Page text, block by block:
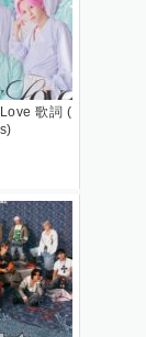
歌詞 (